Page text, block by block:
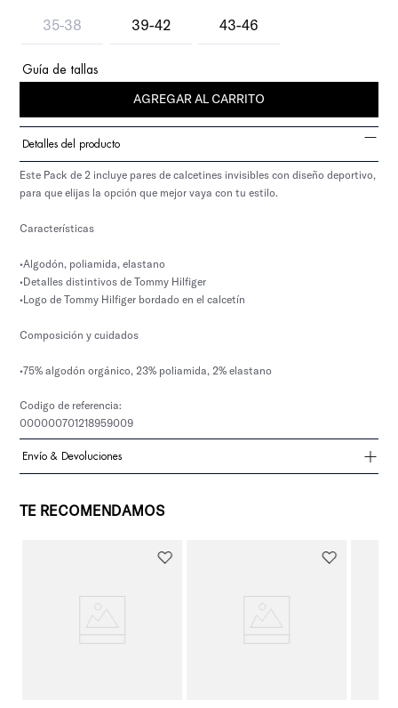
35-38 39-42 43-46
Guía de tallas
AGREGAR AL CARRITO
Detalles del producto
Este Pack de 2 incluye pares de calcetines invisibles con diseño deportivo,
para que elijas la opción que mejor vaya con tu estilo.
Características
•Algodón, poliamida, elastano
•Detalles distintivos de Tommy Hilfiger
•Logo de Tommy Hilfiger bordado en el calcetín
Composición y cuidados
•75% algodón orgánico, 23% poliamida, 2% elastano
Codigo de referencia:
000000701218959009
Envío & Devoluciones
TE RECOMENDAMOS